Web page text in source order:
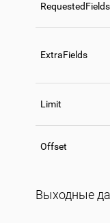
RequestedFields
ExtraFields
Limit
Offset
Выходные